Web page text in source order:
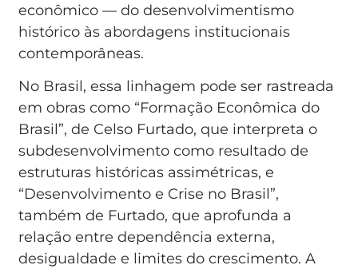
econômico — do desenvolvimentismo
histórico às abordagens institucionais
contemporâneas.
No Brasil, essa linhagem pode ser rastreada
em obras como “Formação Econômica do
Brasil”, de Celso Furtado, que interpreta o
subdesenvolvimento como resultado de
estruturas históricas assimétricas, e
“Desenvolvimento e Crise no Brasil”,
também de Furtado, que aprofunda a
relação entre dependência externa,
desigualdade e limites do crescimento. A